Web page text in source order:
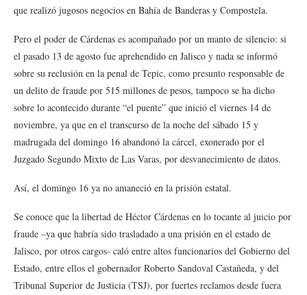
que realizó jugosos negocios en Bahía de Banderas y Compostela.
Pero el poder de Cárdenas es acompañado por un manto de silencio: si
el pasado 13 de agosto fue aprehendido en Jalisco y nada se informó
sobre su reclusión en la penal de Tepic, como presunto responsable de
un delito de fraude por 515 millones de pesos, tampoco se ha dicho
sobre lo acontecido durante “el puente” que inició el viernes 14 de
noviembre, ya que en el transcurso de la noche del sábado 15 y
madrugada del domingo 16 abandonó la cárcel, exonerado por el
Juzgado Segundo Mixto de Las Varas, por desvanecimiento de datos.
Así, el domingo 16 ya no amaneció en la prisión estatal.
Se conoce que la libertad de Héctor Cárdenas en lo tocante al juicio por
fraude –ya que habría sido trasladado a una prisión en el estado de
Jalisco, por otros cargos- caló entre altos funcionarios del Gobierno del
Estado, entre ellos el gobernador Roberto Sandoval Castañeda, y del
Tribunal Superior de Justicia (TSJ), por fuertes reclamos desde fuera